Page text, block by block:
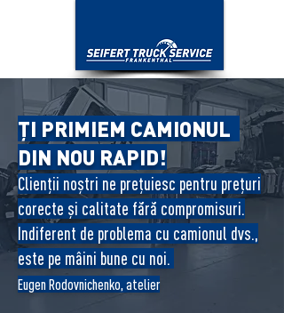
ȚI PRIMIEM CAMIONUL
DIN NOU RAPID!
Clienții noștri ne prețuiesc pentru prețuri
corecte și calitate fără compromisuri.
Indiferent de problema cu camionul dvs.,
este pe mâini bune cu noi.
Eugen Rodovnichenko, atelier